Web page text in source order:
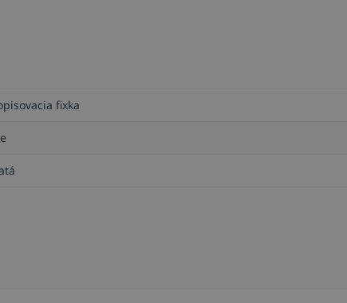
oceľ, železo, hliník, rúry, trubky, plasty, guma,
fixka